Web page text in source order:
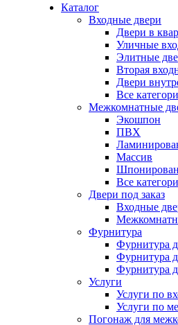
Каталог
Входные двери
Двери в
Уличные
Элитные
Вторая
Двери
Все
Межкомнатные
Экошпон
ПВХ
Массив
Все
Двери под заказ
Входные
Фурнитура
Фурнитура
Фурнитура
Фурнитура
Услуги
Услуги по
Услуги по
Погонаж для